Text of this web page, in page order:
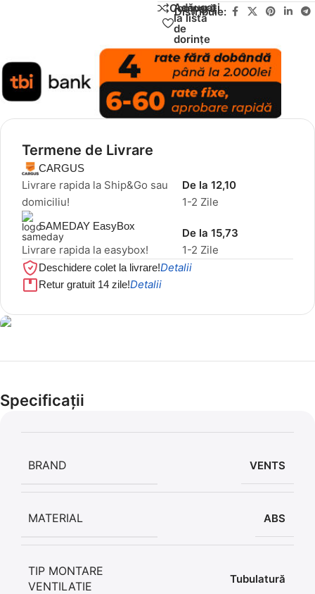
Compară
Adăugați
la lista
de
dorințe
Distribuie:
Termene de Livrare
CARGUS
Livrare rapida la Ship&Go sau
domiciliu!
1-2 Zile
De la 12,10
SAMEDAY EasyBox
Livrare rapida la easybox! 1-2 Zile
De la 15,73
Deschidere colet la livrare!Detalii
Retur gratuit 14 zile!Detalii
Cel mai mic preț!
56,86 LEI
Specificații
BRAND VENTS
MATERIAL ABS
TIP MONTARE
VENTILATIE
Tubulatură